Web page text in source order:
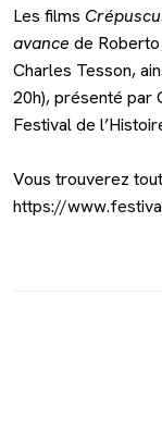
Les films
avance de
Charles Tesson,
20h), présenté par
Festival de
Vous trouverez
https://